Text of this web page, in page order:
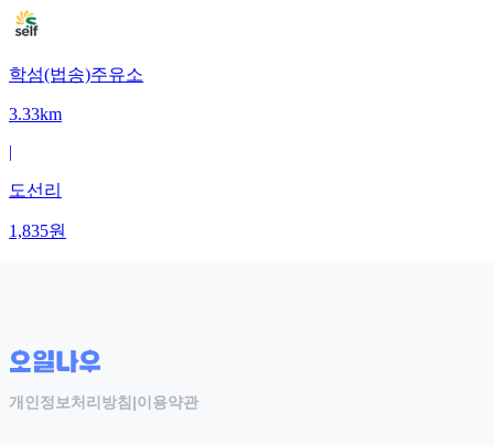
학섬(법송)주유소
3.33km
|
도선리
1,835원
개인정보처리방침 |이용약관